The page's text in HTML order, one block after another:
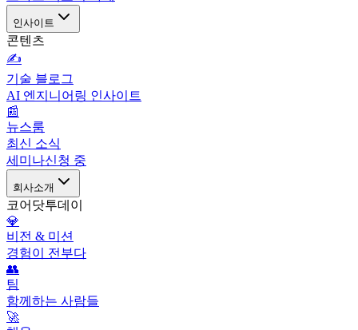
인사이트
콘텐츠
✍️
기술 블로그
AI 엔지니어링 인사이트
📰
뉴스룸
최신 소식
세미나신청 중
회사소개
코어닷투데이
💎
비전 & 미션
경험이 전부다
👥
팀
함께하는 사람들
🚀